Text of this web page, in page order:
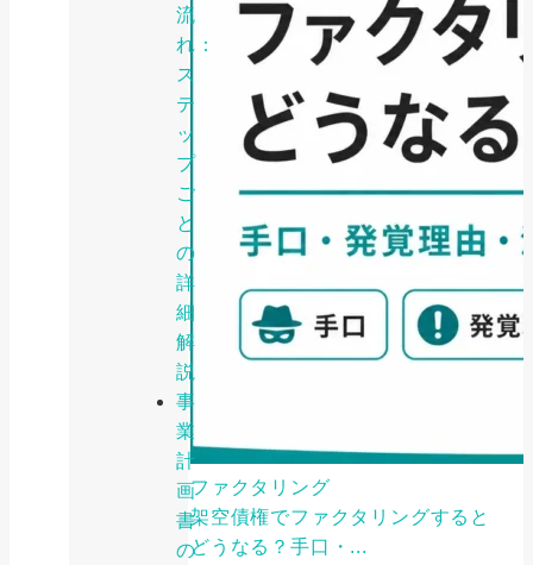
流
れ：
ス
テ
ッ
プ
ご
と
の
詳
細
解
説
事
業
計
画
書
の
ファクタリング
架空債権でファクタリングすると
どうなる？手口・...